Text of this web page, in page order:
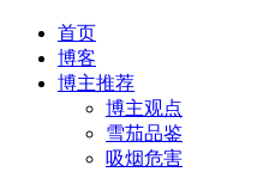
首页
博客
博主推荐
博主观点
雪茄品鉴
吸烟危害